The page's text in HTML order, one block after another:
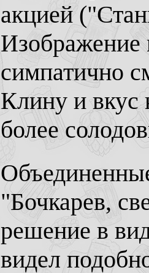
акцией
Изображение
симпатично
Клину и вкус
более
"Бочкарев,
решение в
видел